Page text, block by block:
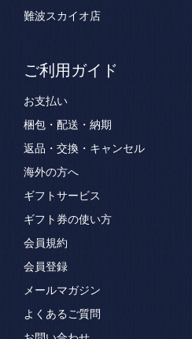
難波スカイオ店
ご利用ガイド
お支払い
梱包・配送・納期
返品・交換・キャンセル
海外の方へ
ギフトサービス
ギフト券の使い方
会員規約
会員登録
メールマガジン
よくあるご質問